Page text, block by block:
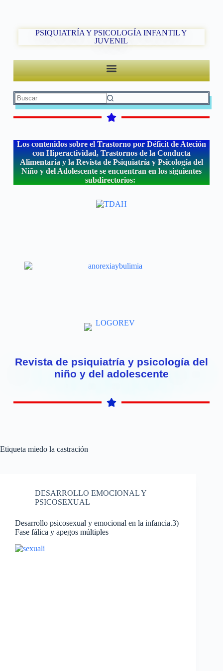
PSIQUIATRÍA Y PSICOLOGÍA INFANTIL Y
JUVENIL
Los contenidos sobre el Trastorno por Déficit de Ateción
con Hiperactividad, Trastornos de la Conducta
Alimentaria y la Revista de Psiquiatría y Psicología del
Niño y del Adolescente se encuentran en los siguientes
subdirectorios:
Revista de psiquiatría y psicología del
niño y del adolescente
Etiqueta miedo la castración
DESARROLLO EMOCIONAL Y
PSICOSEXUAL
Desarrollo psicosexual y emocional en la infancia.3)
Fase fálica y apegos múltiples